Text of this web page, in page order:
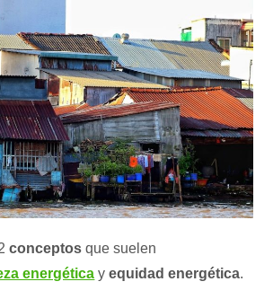
conceptos que suelen
energética yequidad energética.